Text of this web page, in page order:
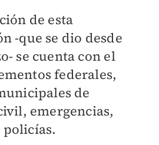
de esta
-que se dio desde
se cuenta con el
federales,
de
emergencias,